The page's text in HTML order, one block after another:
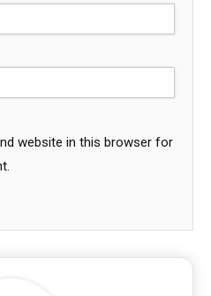
website in this browser for